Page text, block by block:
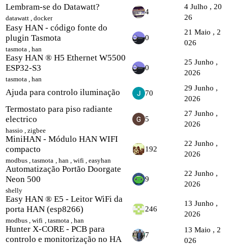
Lembram-se do Datawatt?
datawatt ,docker
4
4 Julho , 20
26
Easy HAN - código fonte do
plugin Tasmota
tasmota ,han
0
21 Maio , 2
026
Easy HAN ® H5 Ethernet W5500
ESP32-S3
tasmota ,han
0
25 Junho ,
2026
Ajuda para controlo iluminação 70
29 Junho ,
2026
Termostato para piso radiante
electrico
hassio ,zigbee
5
27 Junho ,
2026
MiniHAN - Módulo HAN WIFI
compacto
modbus ,tasmota han wifi ,easyhan
192
22 Junho ,
2026
Automatização Portão Doorgate
Neon 500
shelly
9
22 Junho ,
2026
Easy HAN ® E5 - Leitor WiFi da
porta HAN (esp8266)
modbus ,wifi tasmota han
246
13 Junho ,
2026
Hunter X-CORE - PCB para
controlo e monitorização no HA
7
13 Maio , 2
026